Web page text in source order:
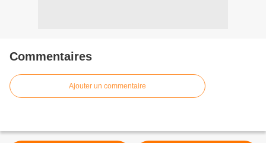
Commentaires
Ajouter un commentaire